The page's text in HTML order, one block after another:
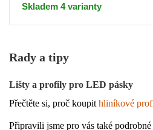
Skladem 4 varianty
Rady a tipy
Lišty a profily pro LED pásky
Přečtěte si, proč koupit hliníkové
Připravili jsme pro vás také